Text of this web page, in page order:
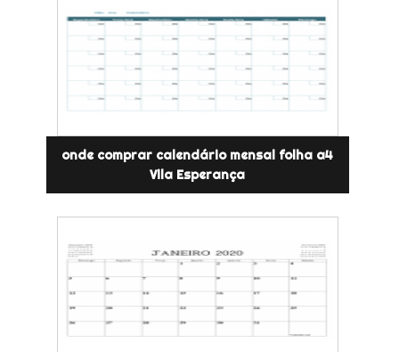
onde comprar calendário mensal folha a4
Vila Esperança